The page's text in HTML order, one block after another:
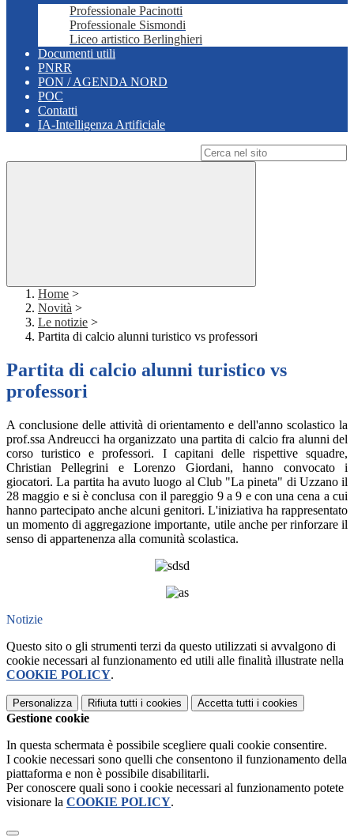
Professionale Pacinotti
Professionale Sismondi
Liceo artistico Berlinghieri
Documenti utili
PNRR
PON / AGENDA NORD
POC
Contatti
IA-Intelligenza Artificiale
Home >
Novità >
Le notizie >
Partita di calcio alunni turistico vs professori
Partita di calcio alunni turistico vs
professori
A conclusione delle attività di orientamento e dell'anno scolastico la
prof.ssa Andreucci ha organizzato una partita di calcio fra alunni del
corso turistico e professori. I capitani delle rispettive squadre,
Christian Pellegrini e Lorenzo Giordani, hanno convocato i
giocatori. La partita ha avuto luogo al Club "La pineta" di Uzzano il
28 maggio e si è conclusa con il pareggio 9 a 9 e con una cena a cui
hanno partecipato anche alcuni genitori. L'iniziativa ha rappresentato
un momento di aggregazione importante, utile anche per rinforzare il
senso di appartenenza alla comunità scolastica.
Notizie
Questo sito o gli strumenti terzi da questo utilizzati si avvalgono di
cookie necessari al funzionamento ed utili alle finalità illustrate nella
COOKIE POLICY.
Personalizza Rifiuta tutti i cookies Accetta tutti i cookies
Gestione cookie
In questa schermata è possibile scegliere quali cookie consentire.
I cookie necessari sono quelli che consentono il funzionamento della
piattaforma e non è possibile disabilitarli.
Per conoscere quali sono i cookie necessari al funzionamento potete
visionare la COOKIE POLICY.